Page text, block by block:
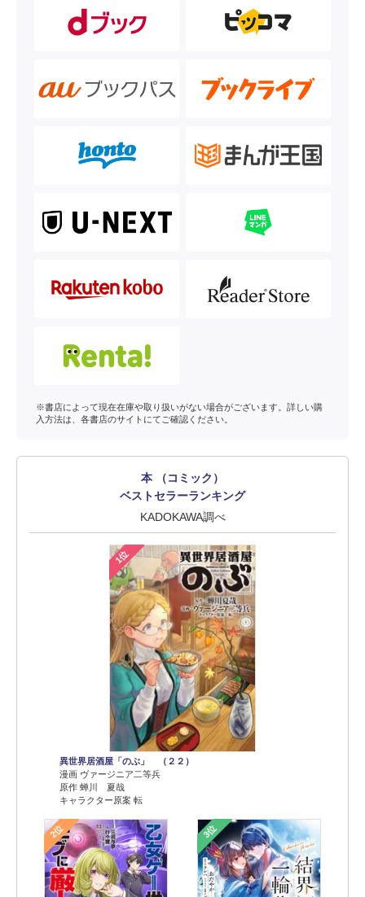
※書店によって現在在庫や取り扱いがない場合がございます。詳しい購
入方法は、各書店のサイトにてご確認ください。
本 （コミック）
ベストセラーランキング
KADOKAWA調べ
1位
異世界居酒屋「のぶ」 （２２）
漫画 ヴァージニア二等兵
原作 蝉川 夏哉
キャラクター原案 転
2位 3位